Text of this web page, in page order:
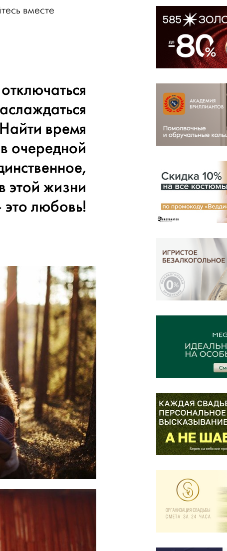
вместе
время
очередной
этой жизни
любовь!